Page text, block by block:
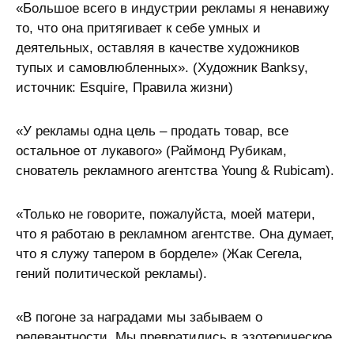
«Большое всего в индустрии рекламы я ненавижу
то, что она притягивает к себе умных и
деятельных, оставляя в качестве художников
тупых и самовлюбленных». (Художник Banksy,
источник: Esquire, Правила жизни)
«У рекламы одна цель – продать товар, все
остальное от лукавого» (Раймонд Рубикам,
снователь рекламного агентства Young & Rubicam).
«Только не говорите, пожалуйста, моей матери,
что я работаю в рекламном агентстве. Она думает,
что я служу тапером в борделе» (Жак Сегела,
гений политической рекламы).
«В погоне за наградами мы забываем о